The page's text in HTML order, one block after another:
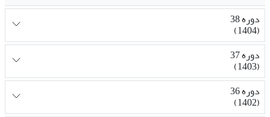
دوره 38
(1404)
دوره 37
(1403)
دوره 36
(1402)